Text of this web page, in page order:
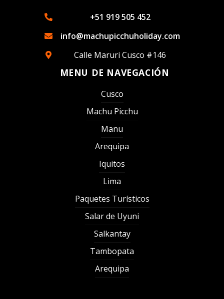
+51 919 505 452
info@machupicchuholiday.com
Calle Maruri Cusco #146
MENU DE NAVEGACIÓN
Cusco
Machu Picchu
Manu
Arequipa
Iquitos
Lima
Paquetes Turísticos
Salar de Uyuni
Salkantay
Tambopata
Arequipa